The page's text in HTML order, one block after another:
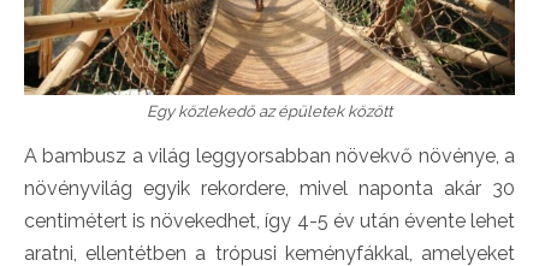
Egy közlekedő az épületek között
A bambusz a világ leggyorsabban növekvő növénye, a
növényvilág egyik rekordere, mivel naponta akár 30
centimétert is növekedhet, így 4-5 év után évente lehet
aratni, ellentétben a trópusi keményfákkal, amelyeket